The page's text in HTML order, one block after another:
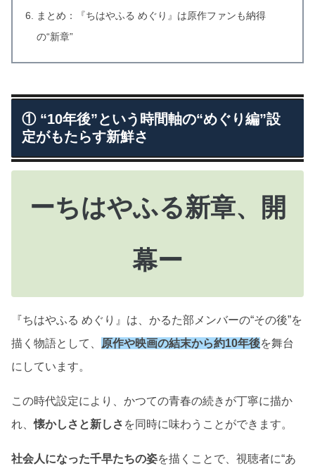
まとめ：『ちはやふる めぐり』は原作ファンも納得
の“新章”
① “10年後”という時間軸の“めぐり編”設
定がもたらす新鮮さ
ーちはやふる新章、開
幕ー
『ちはやふる めぐり』は、かるた部メンバーの“その後”を
描く物語として、
原作や映画の結末から約10年後を舞台
にしています。
この時代設定により、かつての青春の続きが丁寧に描か
れ、懐かしさと新しさ を同時に味わうことができます。
社会人になった千早たちの姿を描くことで、視聴者に“あ